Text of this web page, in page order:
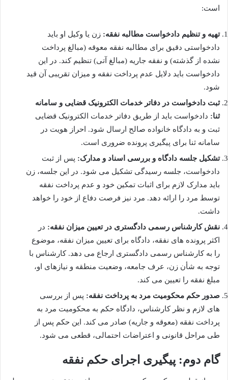
است:
تهیه و تنظیم دادخواست مطالبه نفقه: زن یا وکیل او باید
دادخواستی دقیق برای مطالبه نفقه معوقه (مبالغ پرداخت
نشده از گذشته) و نفقه جاریه (مبالغ آتی) تنظیم کند. در این
دادخواست باید دلایل عدم پرداخت نفقه و میزان تقریبی آن قید
شود.
ثبت دادخواست در دفاتر خدمات الکترونیک قضایی و سامانه
ثنا: دادخواست باید از طریق دفاتر خدمات الکترونیک قضایی
ثبت و به دادگاه خانواده صالح ارسال شود. احراز هویت در
سامانه ثنا برای پیگیری پرونده ضروری است.
تشکیل جلسه دادگاه و بررسی اسناد و مدارک: پس از ثبت
دادخواست، جلسه رسیدگی تشکیل می شود. در این جلسه، زن
باید مدارک لازم برای اثبات تمکین خود و عدم پرداخت نفقه
توسط مرد را ارائه دهد. مرد نیز فرصت دفاع از خود را خواهد
داشت.
نقش کارشناس رسمی دادگستری در تعیین میزان نفقه: در
اکثر پرونده های نفقه، دادگاه برای تعیین میزان نفقه، موضوع
را به کارشناس رسمی دادگستری ارجاع می دهد. کارشناس با
توجه به شأن زن، عرف جامعه، وضعیت منطقه و نیازهای او،
مبلغ نفقه را تعیین می کند.
صدور حکم محکومیت مرد به پرداخت نفقه: پس از بررسی
های لازم و نظر کارشناس، دادگاه حکم به محکومیت مرد به
پرداخت نفقه (معوقه و جاریه) صادر می کند. این حکم پس از
طی مراحل قانونی و اعتراضات احتمالی، قطعی می شود.
گام دوم: پیگیری اجرای حکم نفقه